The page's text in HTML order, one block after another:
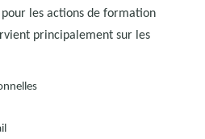
pour les actions de formation
principalement sur les